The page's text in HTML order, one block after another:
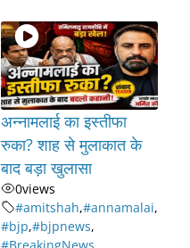
अन्नामलाई का इस्तीफा
रुका? शाह से मुलाकात के
बाद बड़ा खुलासा
0views
#amitshah,#annamalai,
#bjp,#bjpnews,